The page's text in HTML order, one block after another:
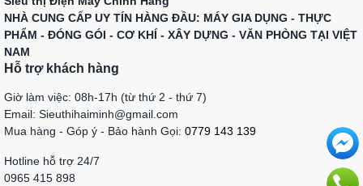
NHÀ CUNG CẤP UY TÍN HÀNG ĐẦU: MÁY GIA DỤNG - THỰC
PHẨM - ĐÓNG GÓI - CƠ KHÍ - XÂY DỰNG - VĂN PHÒNG TẠI VIỆT
NAM
Hỗ trợ khách hàng
Giờ làm việc: 08h-17h (từ thứ 2 - thứ 7)
Email: Sieuthihaiminh@gmail.com
Mua hàng - Góp ý - Bảo hành Gọi: 0779 143 139
Hotline hỗ trợ 24/7
0965 415 898